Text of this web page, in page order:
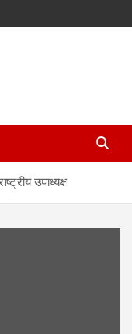
उपाध्यक्ष